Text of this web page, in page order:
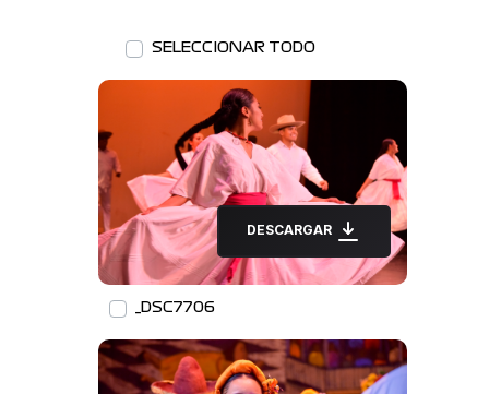
SELECCIONAR TODO
DESCARGAR
_DSC7706